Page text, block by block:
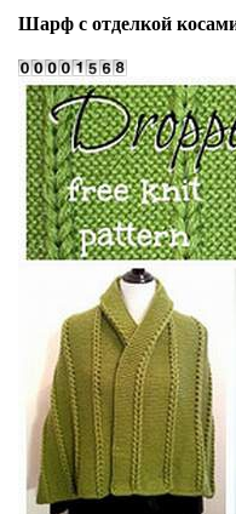
Шарф с отделкой